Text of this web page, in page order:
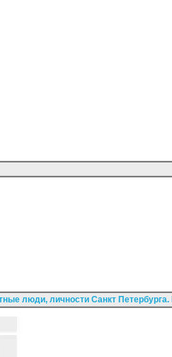
люди, личности Санкт